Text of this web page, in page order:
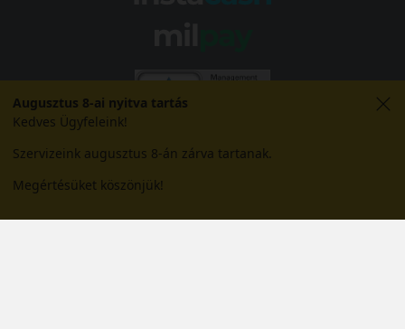
Augusztus 8-ai nyitva tartás
Kedves Ügyfeleink!
Szervizeink augusztus 8-án zárva tartanak.
Megértésüket köszönjük!